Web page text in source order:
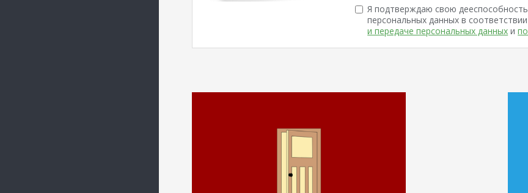
Я подтверждаю свою
персональных данных в
и передаче персональных данных и